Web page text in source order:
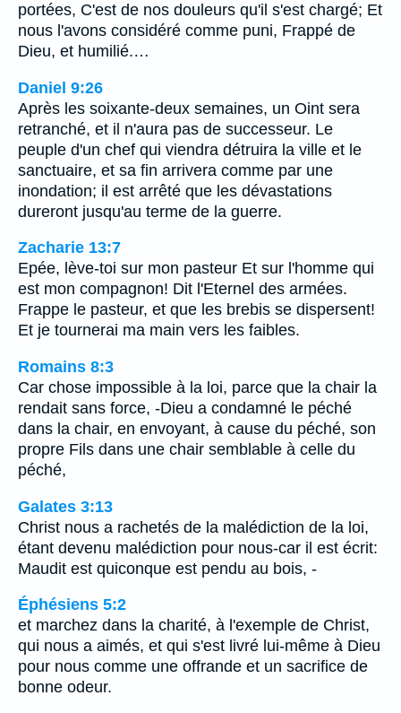
portées, C'est de nos douleurs qu'il s'est chargé; Et
nous l'avons considéré comme puni, Frappé de
Dieu, et humilié.…
Daniel 9:26
Après les soixante-deux semaines, un Oint sera
retranché, et il n'aura pas de successeur. Le
peuple d'un chef qui viendra détruira la ville et le
sanctuaire, et sa fin arrivera comme par une
inondation; il est arrêté que les dévastations
dureront jusqu'au terme de la guerre.
Zacharie 13:7
Epée, lève-toi sur mon pasteur Et sur l'homme qui
est mon compagnon! Dit l'Eternel des armées.
Frappe le pasteur, et que les brebis se dispersent!
Et je tournerai ma main vers les faibles.
Romains 8:3
Car chose impossible à la loi, parce que la chair la
rendait sans force, -Dieu a condamné le péché
dans la chair, en envoyant, à cause du péché, son
propre Fils dans une chair semblable à celle du
péché,
Galates 3:13
Christ nous a rachetés de la malédiction de la loi,
étant devenu malédiction pour nous-car il est écrit:
Maudit est quiconque est pendu au bois, -
Éphésiens 5:2
et marchez dans la charité, à l'exemple de Christ,
qui nous a aimés, et qui s'est livré lui-même à Dieu
pour nous comme une offrande et un sacrifice de
bonne odeur.